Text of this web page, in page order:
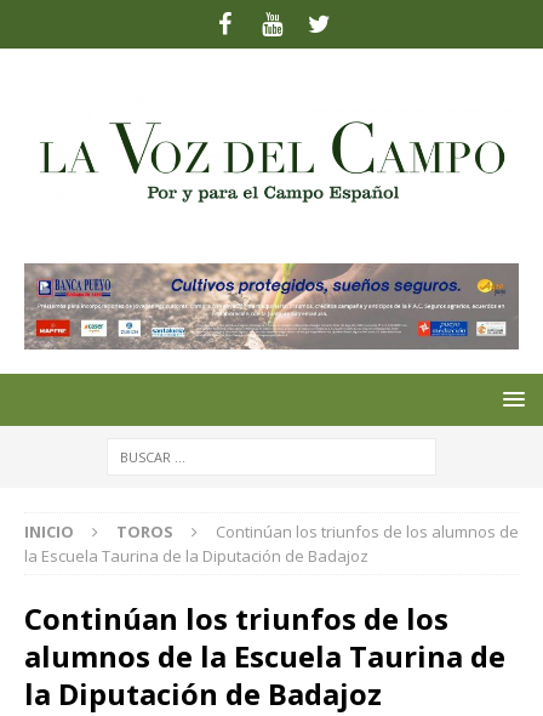
INICIO TOROS
Continúan los triunfos de los alumnos de
la Escuela Taurina de la Diputación de Badajoz
Continúan los triunfos de los
alumnos de la Escuela Taurina de
la Diputación de Badajoz